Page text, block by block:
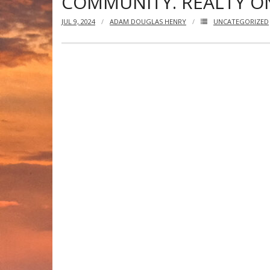
JUL 9, 2024 ADAM DOUGLAS HENRY UNCATEGORIZED